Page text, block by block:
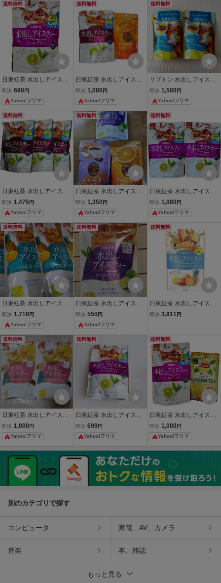
送料無料
日東紅茶 水出しアイステ
ィー アールグレイ 20袋入
たっぷりサイズ
即決 680 円
Yahoo!フリマ
送料無料
日東紅茶 水出しアイステ
ィー アールグレイ ＆ TUL
LY'S TEA アールグレイ＆
オレンジティー 2点セッ
ト
即決 1,080 円
Yahoo!フリマ
送料無料
リプトン 水出しアイステ
ィー アールグレイ 24袋入
2個セット
即決 1,500 円
Yahoo!フリマ
送料無料
日東紅茶 水出しアイステ
ィー アールグレイ 20袋入
り 3個セット
即決 1,475円
Yahoo!フリマ
送料無料
日東紅茶 水出しアイステ
ィー アールグレイ TULL
Y'S TEA 3袋
即決 1,350 円
Yahoo!フリマ
送料無料
日東紅茶 水出しアイステ
ィー アールグレイ 20袋入
2個セット
即決 1,080 円
Yahoo!フリマ
送料無料
日東紅茶 水出しアイステ
ィー トロピカルフルーツ
10袋入 4個セットまとめ
売り
即決 1,710 円
Yahoo!フリマ
送料無料
日東紅茶 水出しアイステ
ィー アールグレイ 10袋入
り 500ml用
即決 550 円
Yahoo!フリマ
送料無料
日東紅茶 水出しアイステ
ィートロピカルフルーツT
即決 3,911 円
送料無料
日東紅茶 水出しアイステ
ィー ピーチジャスミンテ
ィー 10袋入 2個セット
即決 1,000 円
Yahoo!フリマ
送料無料
日東紅茶 水出しアイステ
ィー アールグレイ 1袋
即決 699円
Yahoo!フリマ
送料無料
日東紅茶 水出しアイステ
ィー アールグレイ 20袋 &
リプトン ハニーグリーン
ティー 10袋 セット
即決 1,000 円
Yahoo!フリマ
別のカテゴリで探す
コンピュータ 家電、AV、カメラ
音楽 本、雑誌
もっと見る